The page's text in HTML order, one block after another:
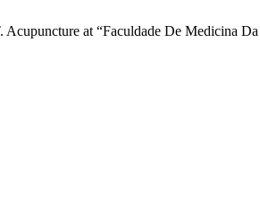
at “Faculdade De Medicina